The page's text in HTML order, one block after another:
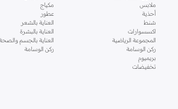
ملابس
أحذية
شنط
اكسسوارات
المجموعة الرياضية
ركن الوسامة
بريميوم
تخفيضات
مكياج
عطور
العناية بالشعر
العناية بالبشرة
العناية بالجسم
ركن الوسامة